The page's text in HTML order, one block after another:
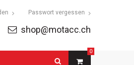
Passwort vergessen
shop@motacc.ch
0